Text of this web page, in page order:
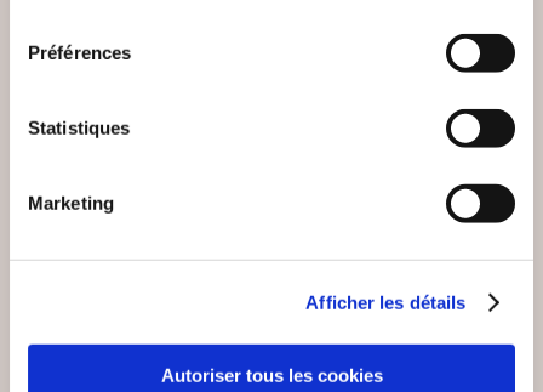
Préférences
Statistiques
Marketing
Afficher les détails
Autoriser tous les cookies
Religions & spiritualité Religions & spiritualité